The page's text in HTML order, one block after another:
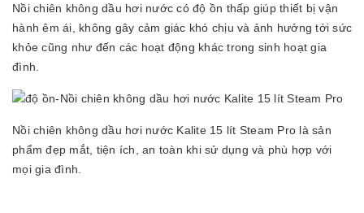
Nồi chiên không dầu hơi nước có độ ồn thấp giúp thiết bị vận
hành êm ái, không gây cảm giác khó chịu và ảnh hưởng tới sức
khỏe cũng như đến các hoạt động khác trong sinh hoạt gia
đình.
Nồi chiên không dầu hơi nước Kalite 15 lít Steam Pro là sản
phẩm đẹp mắt, tiện ích, an toàn khi sử dụng và phù hợp với
mọi gia đình.